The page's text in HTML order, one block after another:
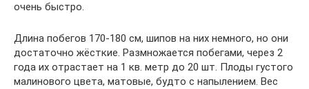
очень быстро.
Длина побегов 170-180 см, шипов на них немного, но они
достаточно жёсткие. Размножается побегами, через 2
года их отрастает на 1 кв. метр до 20 шт. Плоды густого
малинового цвета, матовые, будто с напылением. Вес